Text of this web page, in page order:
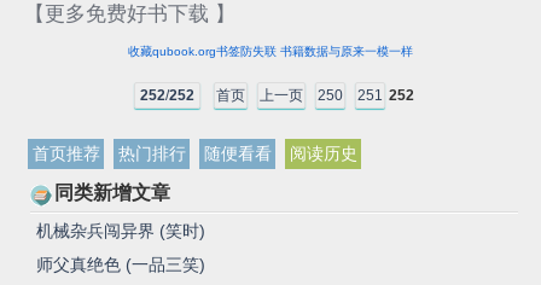
【更多免费好书下载 】
收藏qubook.org书签防失联 书籍数据与原来一模一样
252/252 首页 上一页 250 251 252
首页推荐 热门排行 随便看看 阅读历史
同类新增文章
机械杂兵闯异界 (笑时)
师父真绝色 (一品三笑)